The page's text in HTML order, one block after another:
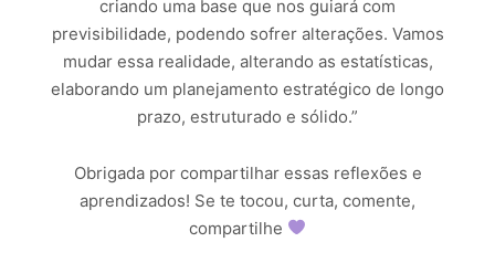
criando uma base que nos guiará com
previsibilidade, podendo sofrer alterações. Vamos
mudar essa realidade, alterando as estatísticas,
elaborando um planejamento estratégico de longo
prazo, estruturado e sólido.”
Obrigada por compartilhar essas reflexões e
aprendizados! Se te tocou, curta, comente,
compartilhe